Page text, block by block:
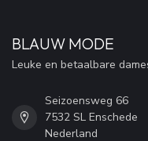
BLAUW MODE
Leuke en betaalbare
Seizoensweg 66
7532 SL Enschede
Nederland